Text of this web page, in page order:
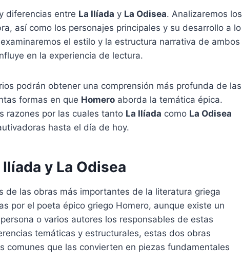
diferencias entre La Ilíada y La Odisea. Analizaremos los
así como los personajes principales y su desarrollo a lo
el estilo y la estructura narrativa de ambos
en la experiencia de lectura.
podrán obtener una comprensión más profunda de las
formas en que Homero aborda la temática épica.
razones por las cuales tanto La Ilíada como La Odisea
hasta el día de hoy.
y La Odisea
de las obras más importantes de la literatura griega
por el poeta épico griego Homero, aunque existe un
o varios autores los responsables de estas
temáticas y estructurales, estas dos obras
comunes que las convierten en piezas fundamentales